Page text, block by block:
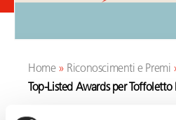
Home» Riconoscimenti e Premi
Top-Listed Awards per Toffoletto